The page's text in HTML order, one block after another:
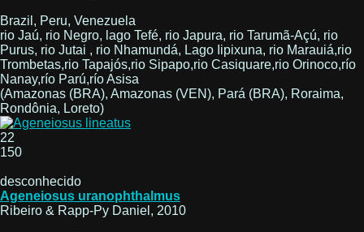
Brazil, Peru, Venezuela
rio Jaú, rio Negro, lago Tefé, rio Japura, rio Tarumã-Açú, rio
Purus, rio Jutai , rio Nhamundá, Lago Iipixuna, rio Marauiá,rio
Trombetas,rio Tapajós,rio Sipapo,rio Casiquare,rio Orinoco,río
Nanay,río Parú,río Asisa
(Amazonas (BRA), Amazonas (VEN), Pará (BRA), Roraima,
Rondônia, Loreto)
22
150
desconhecido
Ageneiosus uranophthalmus
Ribeiro & Rapp-Py Daniel, 2010